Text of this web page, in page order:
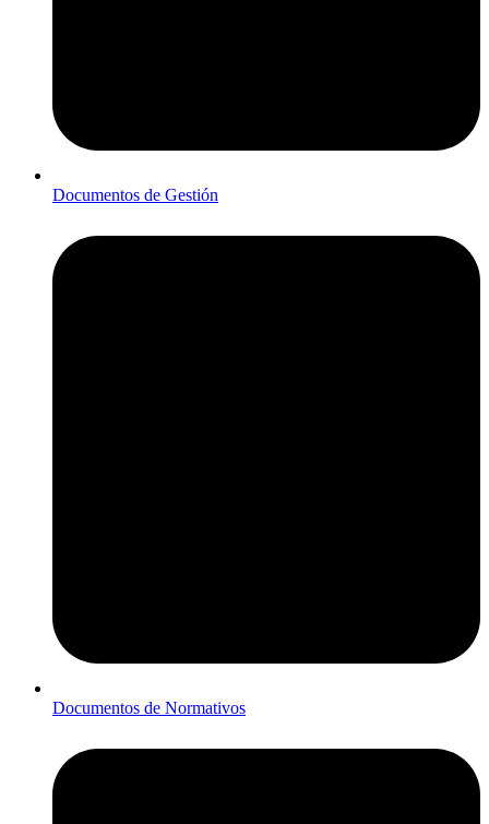
Documentos de Gestión
Documentos de Normativos